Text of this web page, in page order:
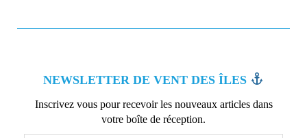
NEWSLETTER DE VENT DES ÎLES
Inscrivez vous pour recevoir les nouveaux articles dans
votre boîte de réception.